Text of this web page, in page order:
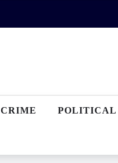
CRIME POLITICAL